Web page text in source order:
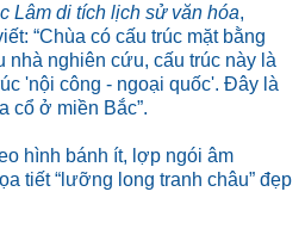
Lâm di tích lịch sử văn hóa,
“Chùa có cấu trúc mặt bằng
nhà nghiên cứu, cấu trúc này là
'nội công - ngoại quốc'. Đây là
cổ ở miền Bắc”.
hình bánh ít, lợp ngói âm
tiết “lưỡng long tranh châu” đẹp